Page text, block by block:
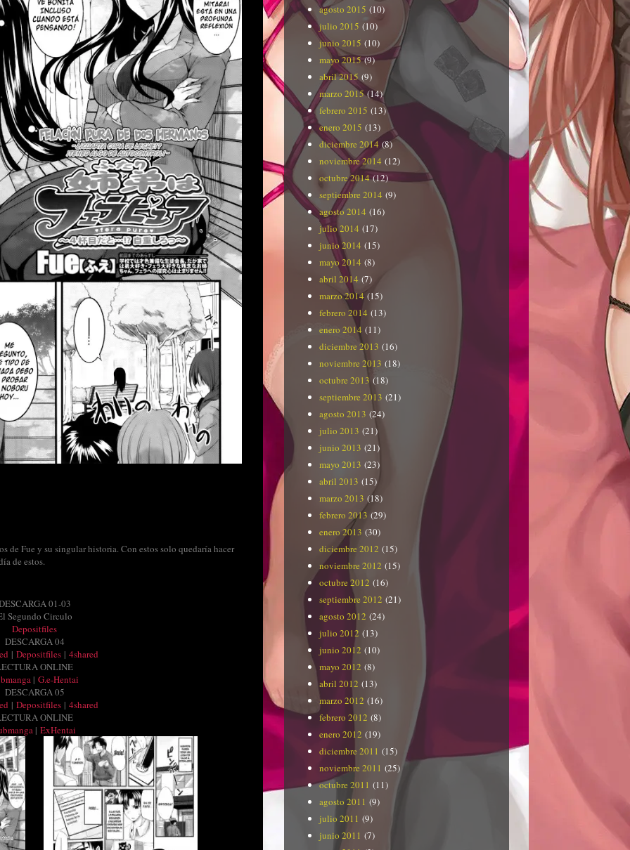
de Fue y su singular historia. Con estos solo quedaría hacer
de estos.
01-03
Segundo Circulo
Depositfiles
DESCARGA 04
| Depositfiles| 4shared
ONLINE
| G.e-Hentai
DESCARGA 05
| Depositfiles| 4shared
ONLINE
| ExHentai
agosto 2015 (10)
julio 2015 (10)
junio 2015 (10)
mayo 2015(9)
abril 2015 (9)
marzo 2015(14)
febrero 2015 (13)
enero 2015 (13)
diciembre 2014 (8)
noviembre 2014 (12)
octubre 2014(12)
septiembre 2014 (9)
agosto 2014 (16)
julio 2014 (17)
junio 2014 (15)
mayo 2014 (8)
abril 2014 (7)
marzo 2014 (15)
febrero 2014 (13)
enero 2014 (11)
diciembre 2013 (16)
noviembre 2013 (18)
octubre 2013 (18)
septiembre 2013 (21)
agosto 2013 (24)
julio 2013 (21)
junio 2013 (21)
mayo 2013 (23)
abril 2013 (15)
marzo 2013 (18)
febrero 2013 (29)
enero 2013 (30)
diciembre 2012 (15)
noviembre 2012 (15)
octubre 2012 (16)
septiembre 2012 (21)
agosto 2012 (24)
julio 2012 (13)
junio 2012 (10)
mayo 2012 (8)
abril 2012 (13)
marzo 2012 (16)
febrero 2012 (8)
enero 2012 (19)
diciembre 2011 (15)
noviembre 2011 (25)
octubre 2011 (11)
agosto 2011 (9)
julio 2011 (9)
junio 2011 (7)